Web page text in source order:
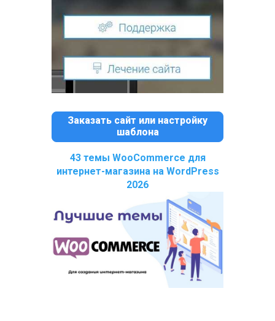
Заказать сайт или настройку
шаблона
43 темы WooCommerce для
интернет-магазина на WordPress
2026